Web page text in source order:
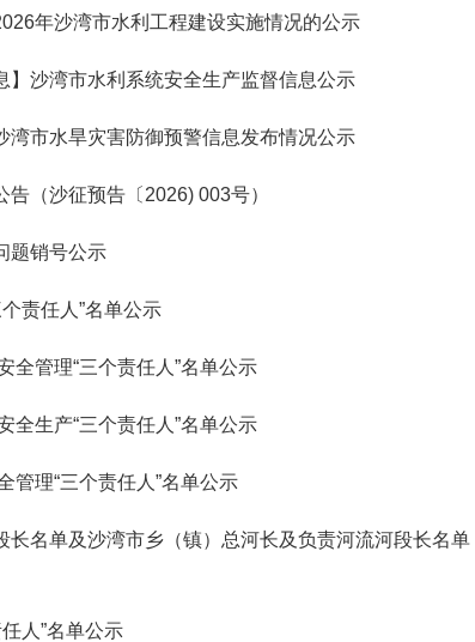
年沙湾市水利工程建设实施情况的公示
】沙湾市水利系统安全生产监督信息公示
湾市水旱灾害防御预警信息发布情况公示
（沙征预告〔2026) 003号）
题销号公示
责任人”名单公示
全管理“三个责任人”名单公示
全生产“三个责任人”名单公示
管理“三个责任人”名单公示
长名单及沙湾市乡（镇）总河长及负责河流河段长名单
人”名单公示